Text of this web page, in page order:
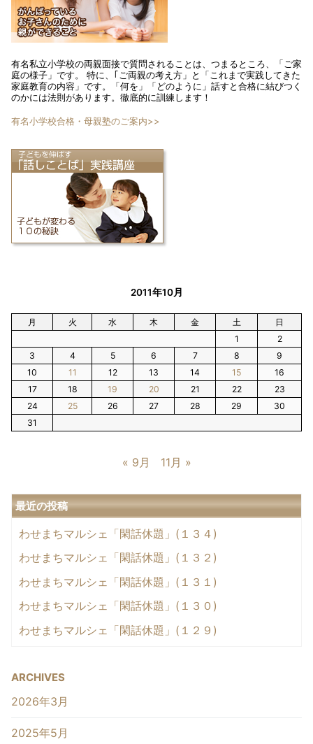
有名私立小学校の両親面接で質問されることは、つまるところ、「ご家
庭の様子」です。 特に、｢ご両親の考え方」と「これまで実践してきた
家庭教育の内容」です。「何を」「どのように」話すと合格に結びつく
のかには法則があります。徹底的に訓練します！
有名小学校合格・母親塾のご案内>>
2011年10月
月 火 水 木 金 土
日
1
2
3
4 5 6 7 8
9
10
11 12 13 14 15
16
17
18 19 20 21 22
23
24
25 26 27 28 29
30
31
« 9月 11月 »
最近の投稿
わせまちマルシェ「閑話休題」(１３４)
わせまちマルシェ「閑話休題」(１３２)
わせまちマルシェ「閑話休題」(１３１)
わせまちマルシェ「閑話休題」(１３０)
わせまちマルシェ「閑話休題」(１２９)
ARCHIVES
2026年3月
2025年5月